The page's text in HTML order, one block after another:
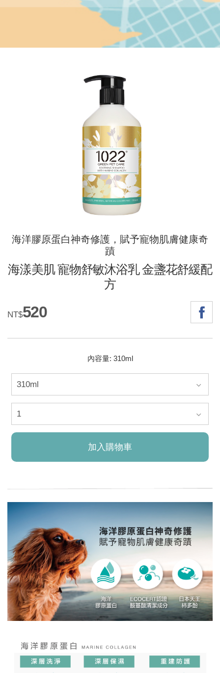
海洋膠原蛋白神奇修護，賦予寵物肌膚健康奇
蹟
海漾美肌 寵物舒敏沐浴乳 金盞花舒緩配
方
NT$520
內容量: 310ml
加入購物車